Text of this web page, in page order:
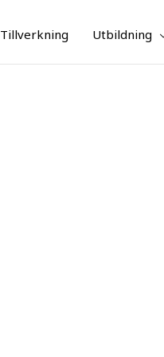
Tillverkning Utbildning